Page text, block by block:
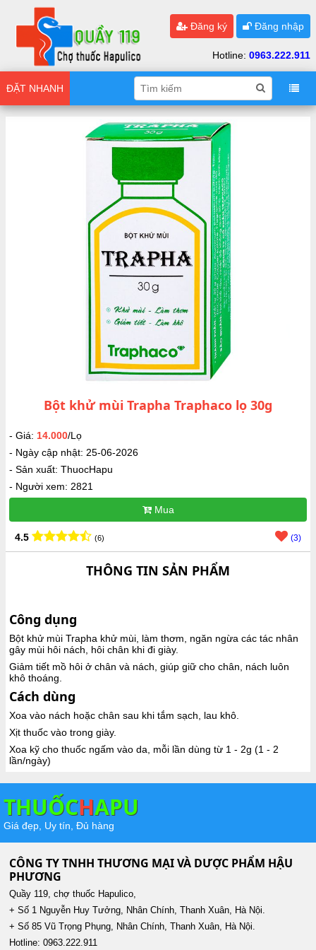
Đăng ký Đăng nhập
Hotline: 0963.222.911
ĐẶT NHANH
Bột khử mùi Trapha Traphaco lọ 30g
- Giá: 14.000/Lọ
- Ngày cập nhật: 25-06-2026
- Sản xuất: ThuocHapu
- Người xem: 2821
Mua
4.5 (6) (3)
THÔNG TIN SẢN PHẨM
Công dụng
Bột khử mùi Trapha khử mùi, làm thơm, ngăn ngừa các tác nhân
gây mùi hôi nách, hôi chân khi đi giày.
Giảm tiết mồ hôi ở chân và nách, giúp giữ cho chân, nách luôn
khô thoáng.
Cách dùng
Xoa vào nách hoặc chân sau khi tắm sạch, lau khô.
Xịt thuốc vào trong giày.
Xoa kỹ cho thuốc ngấm vào da, mỗi lần dùng từ 1 - 2g (1 - 2
lần/ngày)
THUỐCHAPU
Giá đẹp, Uy tín, Đủ hàng
CÔNG TY TNHH THƯƠNG MẠI VÀ DƯỢC PHẨM HẬU
PHƯƠNG
Quầy 119, chợ thuốc Hapulico,
+ Số 1 Nguyễn Huy Tưởng, Nhân Chính, Thanh Xuân, Hà Nội.
+ Số 85 Vũ Trọng Phụng, Nhân Chính, Thanh Xuân, Hà Nội.
Hotline: 0963.222.911